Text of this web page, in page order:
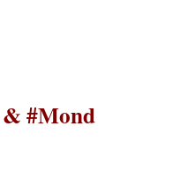
& #Mond